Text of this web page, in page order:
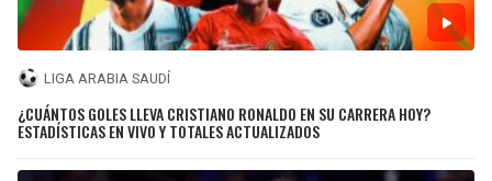
LIGA ARABIA SAUDÍ
¿CUÁNTOS GOLES LLEVA CRISTIANO RONALDO EN SU CARRERA HOY?
ESTADÍSTICAS EN VIVO Y TOTALES ACTUALIZADOS